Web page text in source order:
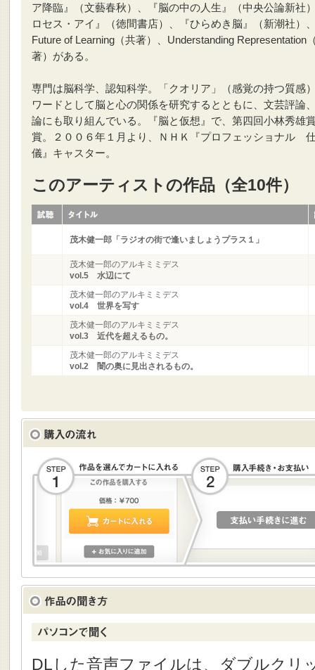
ア降臨』（文藝春秋）、『脳の中の人生』（中央公論新社
ロセス・アイ』（徳間書店）、『ひらめき脳』（新潮社）
Future of Learning（共著）、Understanding Representation
著）がある。
専門は脳科学、認知科学。「クオリア」（感覚の持つ質感
ワードとして脳と心の関係を研究するとともに、文芸評論
論にも取り組んでいる。『脳と仮想』で、第四回小林秀雄
賞。２００６年１月より、ＮＨＫ『プロフェッショナル
儀』キャスター。
このアーティストの作品（全10件）
茂木健一郎「ラジオの街で逢いましょうプラス１」
茂木健一郎のアルキミミデス
vol.5 水辺にて
茂木健一郎のアルキミミデス
vol.4 世界を写す
茂木健一郎のアルキミミデス
vol.3 近代を超えるもの。
茂木健一郎のアルキミミデス
vol.2 闇の奥に見出されるもの。
DLした音声ファイルは、ダブルクリ